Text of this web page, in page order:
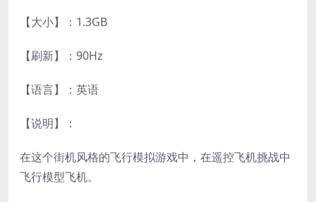
【大小】：1.3GB
【刷新】：90Hz
【语言】：英语
【说明】：
在这个街机风格的飞行模拟游戏中，在遥控飞机挑战中
飞行模型飞机。